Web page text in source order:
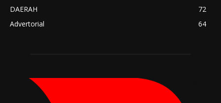
DAERAH
72
Advertorial
64